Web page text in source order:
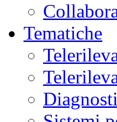
Tematiche